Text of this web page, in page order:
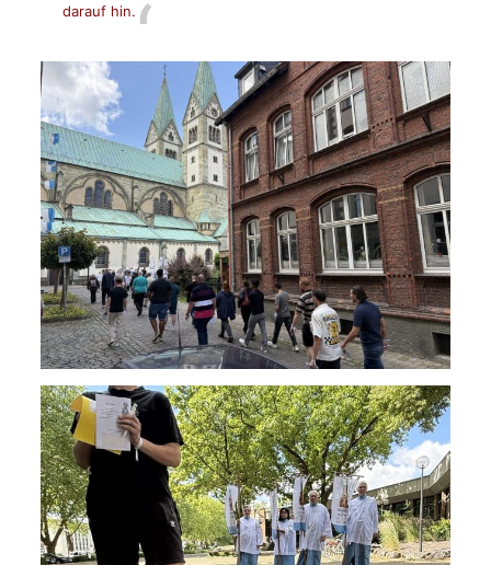
darauf hin.